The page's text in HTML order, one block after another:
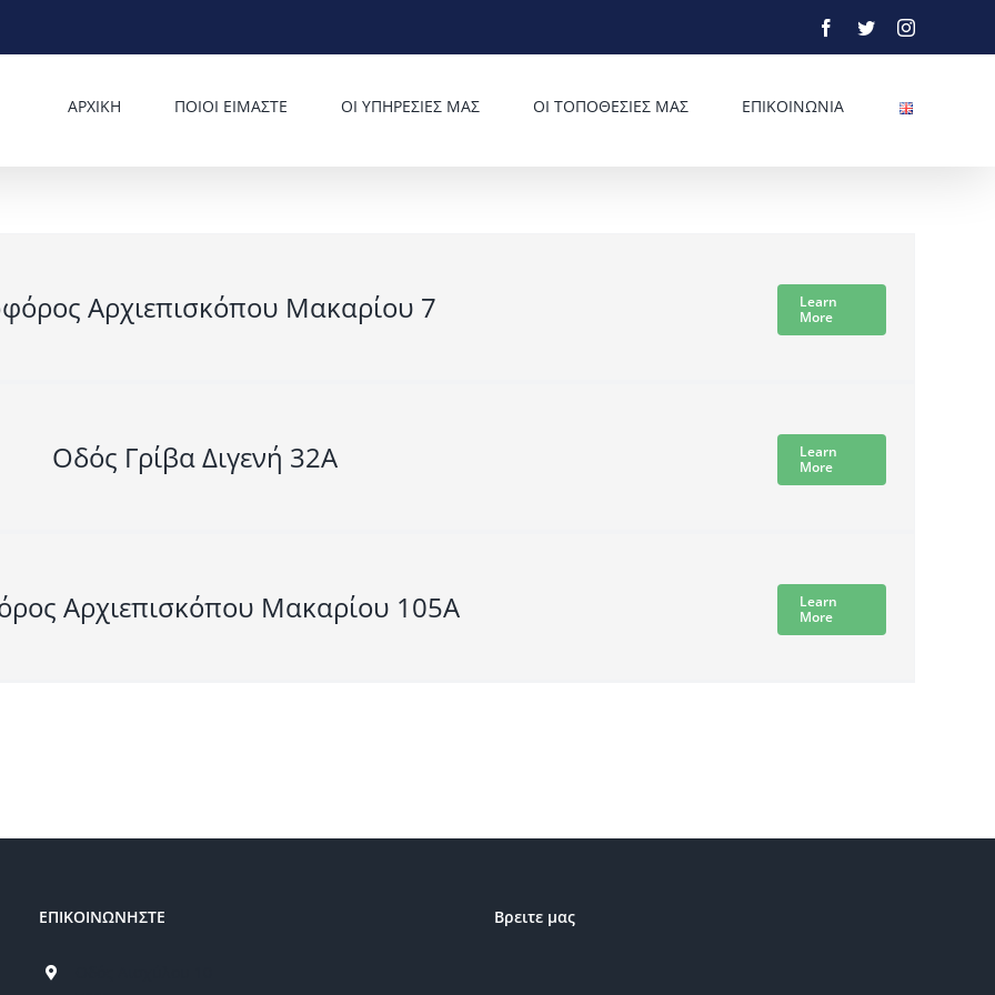
Facebook
TwitterInstagram
ΑΡΧΙΚΗ ΠΟΙΟΙ ΕΙΜΑΣΤΕ ΟΙ ΥΠΗΡΕΣΙΕΣ ΜΑΣ ΟΙ ΤΟΠΟΘΕΣΙΕΣ ΜΑΣ ΕΠΙΚΟΙΝΩΝΙΑ
Αρχιεπισκόπου Μακαρίου 7
Learn
More
Οδός Γρίβα Διγενή 32A
Learn
More
Αρχιεπισκόπου Μακαρίου 105A
Learn
More
ΕΠΙΚΟΙΝΩΝΗΣΤΕ Βρειτε μας